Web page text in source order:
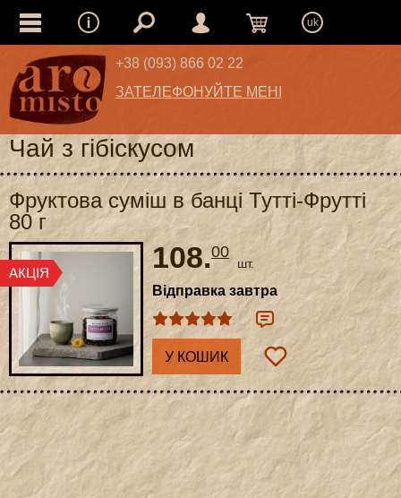
uk
+38 (093) 866 02 22
ЗАТЕЛЕФОНУЙТЕ МЕНІ
Чай з гібіскусом
Фруктова суміш в банці Тутті-Фрутті
80 г
108.00
шт.
Відправка завтра
У КОШИК